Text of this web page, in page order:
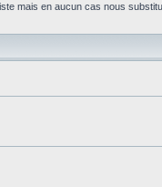
mais en aucun cas nous